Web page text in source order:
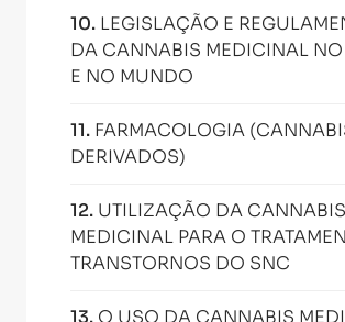
10. LEGISLAÇÃO E
DA CANNABIS MEDICINAL
E NO MUNDO
11. FARMACOLOGIA
DERIVADOS)
12. UTILIZAÇÃO DA CANNABIS
MEDICINAL PARA O
TRANSTORNOS DO SNC
13. O USO DA CANNABIS